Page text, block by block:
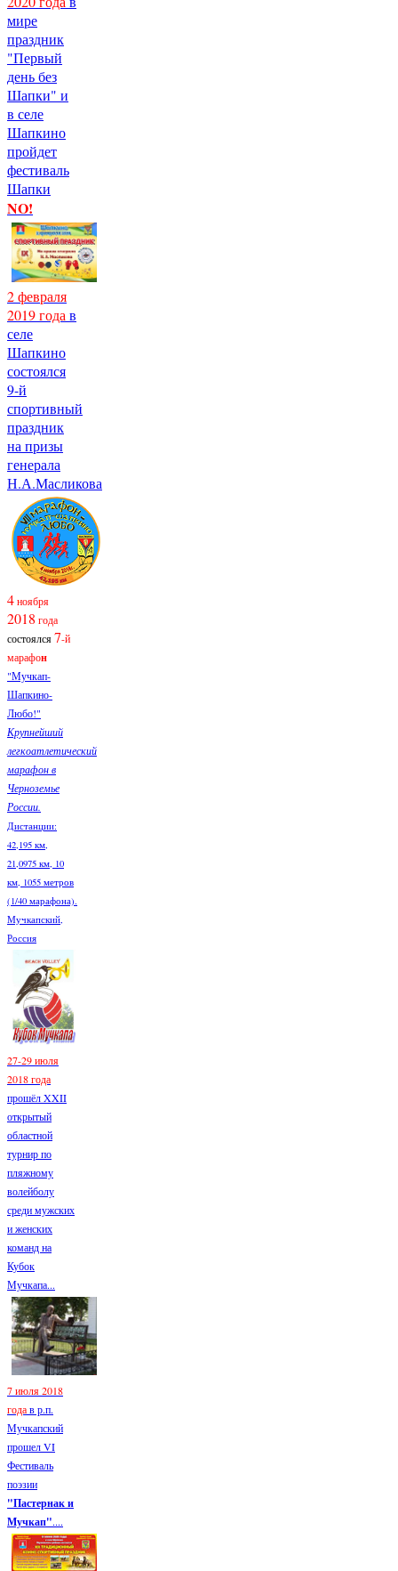
мире
праздник
"Первый
день без
Шапки" и
в селе
Шапкино
пройдет
фестиваль
Шапки
NO!
2 февраля
2019 года в
селе
Шапкино
состоялся
9-й
спортивный
праздник
на призы
генерала
Н.А.Масликова
4ноября
2018 года
состоялся7-й
марафон
"Мучкап-
Шапкино-
Любо!"
Крупнейший
легкоатлетический
марафон в
Черноземье
России.
Дистанции:
42,195 км,
21,0975 км, 10
км, 1055 метров
(1/40 марафона).
Мучкапский,
Россия
27-29 июля
2018 года
прошёл XXII
открытый
областной
турнир по
пляжному
волейболу
среди мужских
и женских
команд на
Кубок
Мучкапа...
7 июля 2018
годав р.п.
Мучкапский
прошел VI
Фестиваль
поэзии
"Пастернак и
Мучкап"....